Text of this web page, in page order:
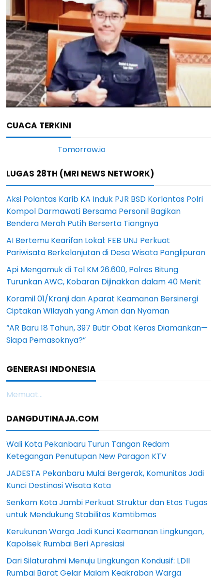
CUACA TERKINI
LUGAS 28TH (MRI NEWS NETWORK)
Aksi Polantas Karib KA Induk PJR BSD Korlantas Polri
Kompol Darmawati Bersama Personil Bagikan
Bendera Merah Putih Berserta Tiangnya
AI Bertemu Kearifan Lokal: FEB UNJ Perkuat
Pariwisata Berkelanjutan di Desa Wisata Panglipuran
Api Mengamuk di Tol KM 26.600, Polres Bitung
Turunkan AWC, Kobaran Dijinakkan dalam 40 Menit
Koramil 01/Kranji dan Aparat Keamanan Bersinergi
Ciptakan Wilayah yang Aman dan Nyaman
“AR Baru 18 Tahun, 397 Butir Obat Keras Diamankan—
Siapa Pemasoknya?”
GENERASI INDONESIA
Memuat...
DANGDUTINAJA.COM
Wali Kota Pekanbaru Turun Tangan Redam
Ketegangan Penutupan New Paragon KTV
JADESTA Pekanbaru Mulai Bergerak, Komunitas Jadi
Kunci Destinasi Wisata Kota
Senkom Kota Jambi Perkuat Struktur dan Etos Tugas
untuk Mendukung Stabilitas Kamtibmas
Kerukunan Warga Jadi Kunci Keamanan Lingkungan,
Kapolsek Rumbai Beri Apresiasi
Dari Silaturahmi Menuju Lingkungan Kondusif: LDII
Rumbai Barat Gelar Malam Keakraban Warga